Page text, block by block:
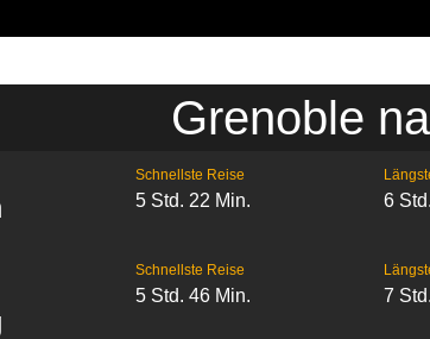
Grenoble
Schnellste Reise
5 Std. 22 Min. 6
Schnellste Reise
5 Std. 46 Min. 7